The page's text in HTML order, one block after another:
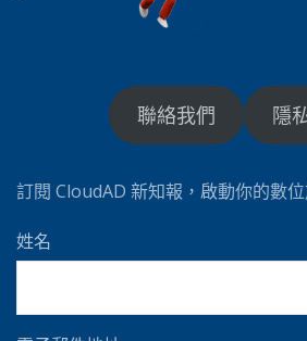
聯絡我們 隱
訂閱 CloudAD 新知報，啟動你的數位
姓名